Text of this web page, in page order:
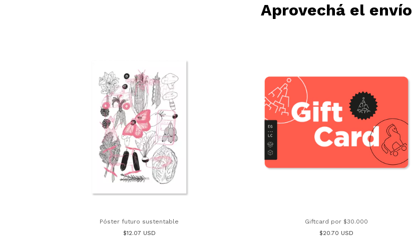
Aprovechá el envío
Póster futuro sustentable
$12.07 USD
Giftcard por $30.000
$20.70 USD